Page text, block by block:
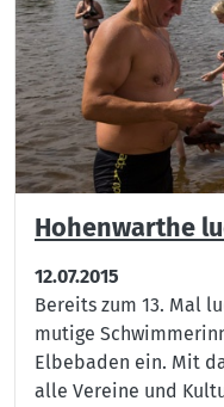
Hohenwarthe
12.07.2015
Bereits zum 13. Mal
mutige
Elbebaden ein. Mit
alle Vereine und